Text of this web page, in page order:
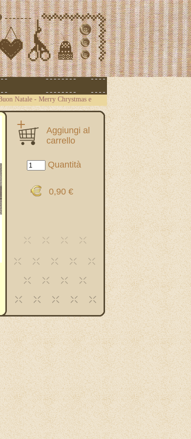
Natale - Merry Chrystmas e
Aggiungi al
carrello
Quantità
0,90 €